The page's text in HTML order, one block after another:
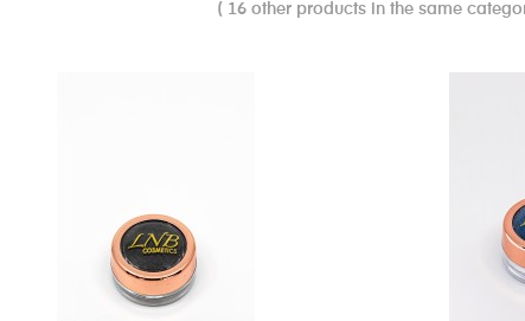
( 16 other products in the same